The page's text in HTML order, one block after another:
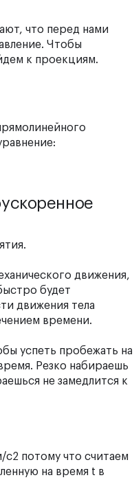
что перед нами
Чтобы
к проекциям.
движения,
будет
движения тела
времени.
успеть пробежать на
Резко набираешь
не замедлится к
с2 потому что считаем
на время t в